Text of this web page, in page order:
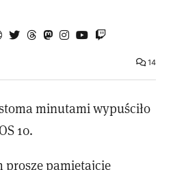
14
minutami wypuściło
10.
pamiętajcie